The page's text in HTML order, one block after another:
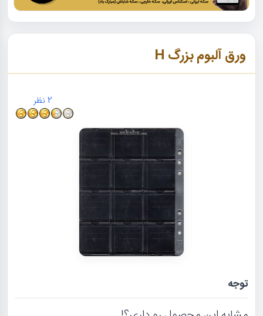
ورق آلبوم بزرگ H
2 نظر
توجه